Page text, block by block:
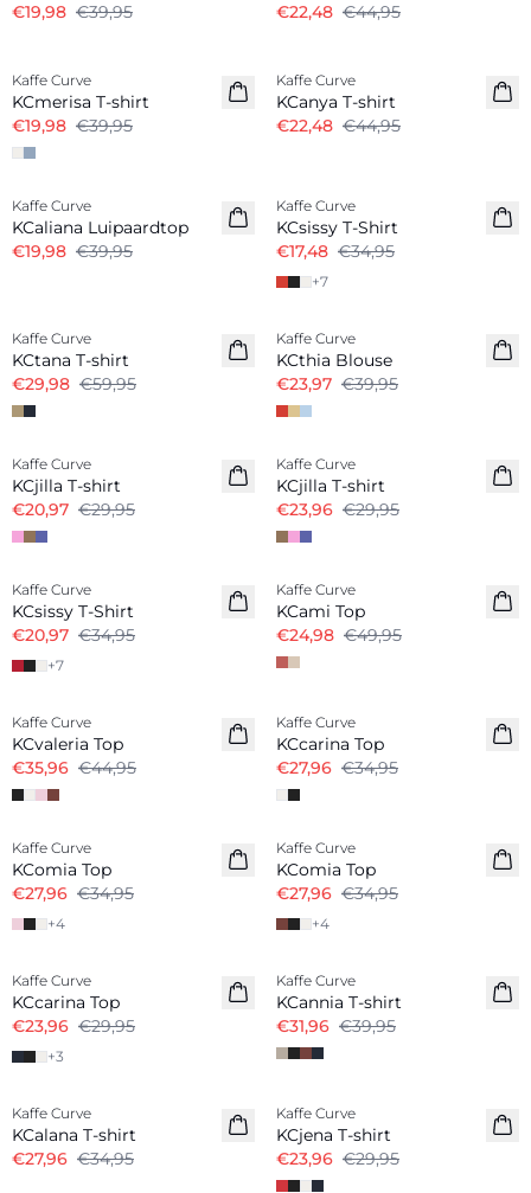
€19,98 €39,95
€22,48 €44,95
Kaffe Curve
KCmerisa T-shirt
€19,98 €39,95
Kaffe Curve
KCanya T-shirt
€22,48 €44,95
-50%
Kaffe Curve
KCaliana Luipaardtop
€19,98 €39,95
Kaffe Curve
KCsissy T-Shirt
€17,48 €34,95
+7
Kaffe Curve
KCtana T-shirt
€29,98 €59,95
Kaffe Curve
KCthia Blouse
€23,97 €39,95
-30%
Kaffe Curve
KCjilla T-shirt
€20,97 €29,95
-20%
Kaffe Curve
KCjilla T-shirt
€23,96 €29,95
-40%
Kaffe Curve
KCsissy T-Shirt
€20,97 €34,95
+7
-50%
Kaffe Curve
KCami Top
€24,98 €49,95
Kaffe Curve
KCvaleria Top
€35,96 €44,95
Kaffe Curve
KCcarina Top
€27,96 €34,95
-20%
Kaffe Curve
KComia Top
€27,96 €34,95
+4
-20%
Kaffe Curve
KComia Top
€27,96 €34,95
+4
Kaffe Curve
KCcarina Top
€23,96 €29,95
+3
Kaffe Curve
KCannia T-shirt
€31,96 €39,95
Kaffe Curve
KCalana T-shirt
€27,96 €34,95
Kaffe Curve
KCjena T-shirt
€23,96 €29,95